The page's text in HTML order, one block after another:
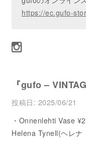
https://ec.gufo-
『gufo –
投稿日: 2025/06/21
・Onnenlehti Vase
Helena Tynell(ヘレ